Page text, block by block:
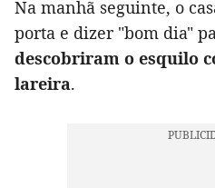
Na manhã seguinte, o
porta e dizer "bom dia"
descobriram o esquilo
lareira.